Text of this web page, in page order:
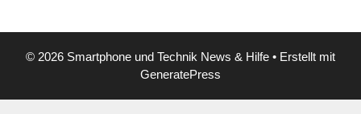
© 2026 Smartphone und Technik News & Hilfe • Erstellt mit
GeneratePress